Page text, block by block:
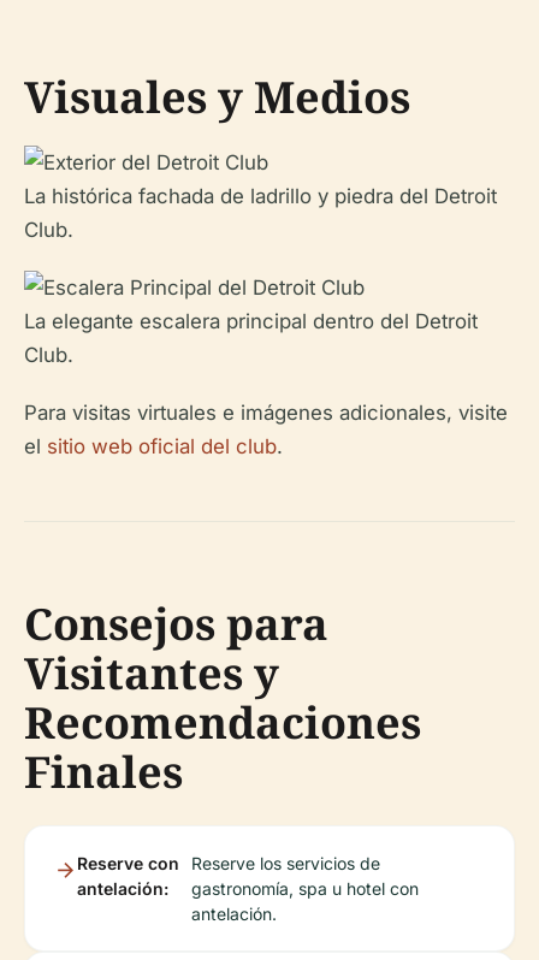
Visuales y Medios
La histórica fachada de ladrillo y piedra del Detroit
Club.
La elegante escalera principal dentro del Detroit
Club.
Para visitas virtuales e imágenes adicionales, visite
el sitio web oficial del club.
Consejos para
Visitantes y
Recomendaciones
Finales
Reserve con
antelación:
Reserve los servicios de
gastronomía, spa u hotel con
antelación.